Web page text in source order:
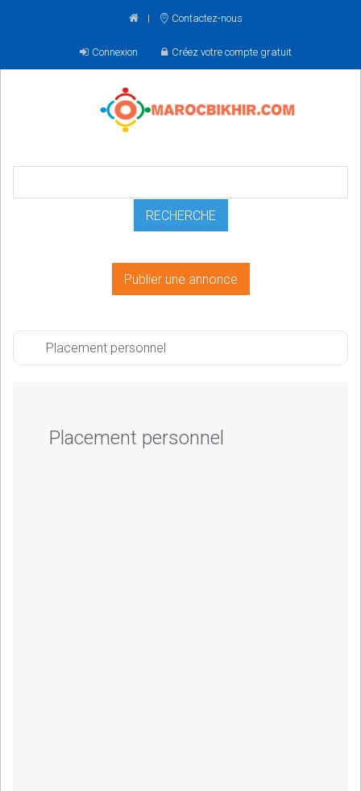
Contactez-nous
Connexion Créez votre compte gratuit
Publier une annonce
Placement personnel
Placement personnel